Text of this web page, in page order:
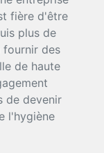
fière d'être
plus de
fournir des
de haute
de devenir
l'hygiène